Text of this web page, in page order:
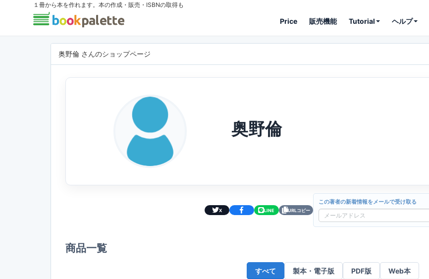
１冊から本を作れます。本の作成・販売・ISBNの取得も
Price 販売機能 Tutorial ヘルプ
奥野倫 さんのショップページ
奥野倫
X LINE URLコピー
この著者の新着情報をメールで受け取る
メ
ド
レ
商品一覧
すべて 製本・電子版 PDF版 Web本